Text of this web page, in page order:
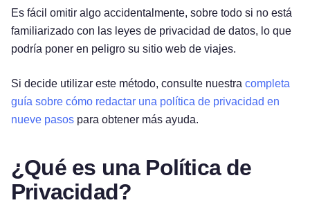
Es fácil omitir algo accidentalmente, sobre todo si no está
familiarizado con las leyes de privacidad de datos, lo que
podría poner en peligro su sitio web de viajes.
Si decide utilizar este método, consulte nuestra completa
guía sobre cómo redactar una política de privacidad en
nueve pasos para obtener más ayuda.
¿Qué es una Política de
Privacidad?